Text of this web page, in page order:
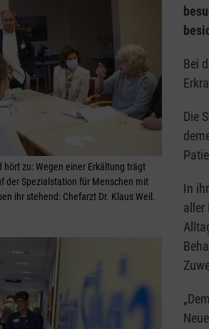
hört zu: Wegen einer Erkältung trägt
der Spezialstation für Menschen mit
ihr stehend: Chefarzt Dr. Klaus Weil.
Bei
Die
In
aller